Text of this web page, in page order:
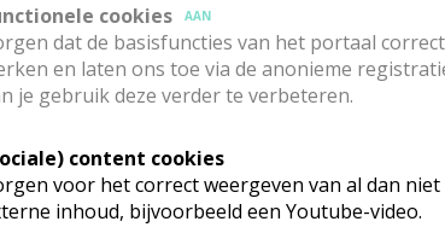
cookies
AAN
dat de basisfuncties van het portaal correct
en laten ons toe via de anonieme
je gebruik deze verder te verbeteren.
content cookies
voor het correct weergeven van al dan niet
inhoud, bijvoorbeeld een Youtube-video.